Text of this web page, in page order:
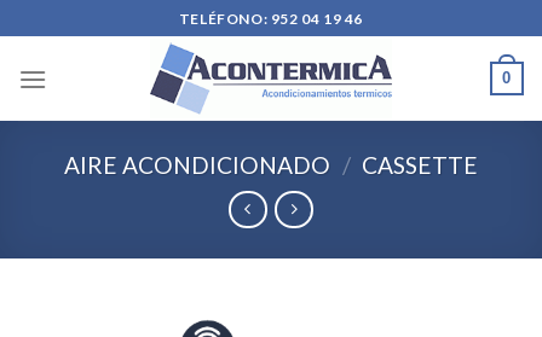
to
content
TELÉFONO: 952 04 19 46
0
AIRE ACONDICIONADO / CASSETTE